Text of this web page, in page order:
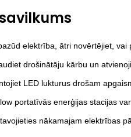
elektrība, ātri novērtējiet, vai
drošinātāju kārbu un
LED lukturus drošam
portatīvās enerģijas stacijas
nākamajam elektrības